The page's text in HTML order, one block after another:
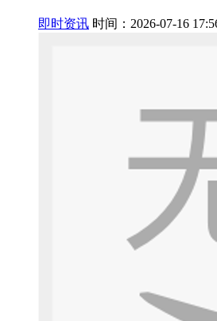
即时资讯 时间：2026-07-16